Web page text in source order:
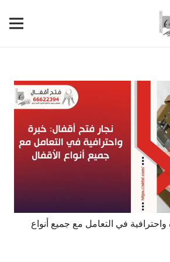
في التعامل مع جميع أنواع